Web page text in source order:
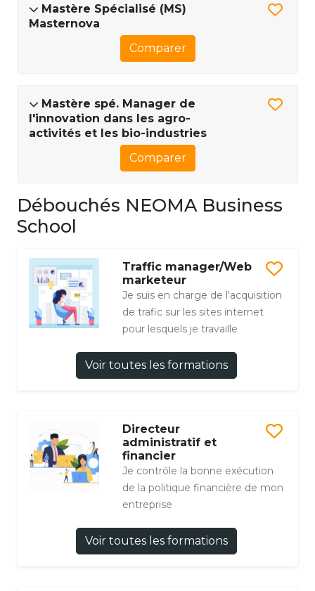
Mastère Spécialisé (MS)
Masternova
Comparer
Mastère spé. Manager de
l'innovation dans les agro-
activités et les bio-industries
Comparer
Débouchés NEOMA Business
School
Traffic manager/Web
marketeur
Je suis en charge de l'acquisition
de trafic sur les sites internet
pour lesquels je travaille
Voir toutes les formations
Directeur
administratif et
financier
Je contrôle la bonne exécution
de la politique financière de mon
entreprise
Voir toutes les formations